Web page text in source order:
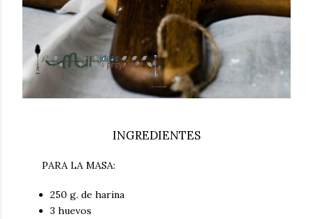
INGREDIENTES
PARA LA MASA:
250 g. de harina
3 huevos